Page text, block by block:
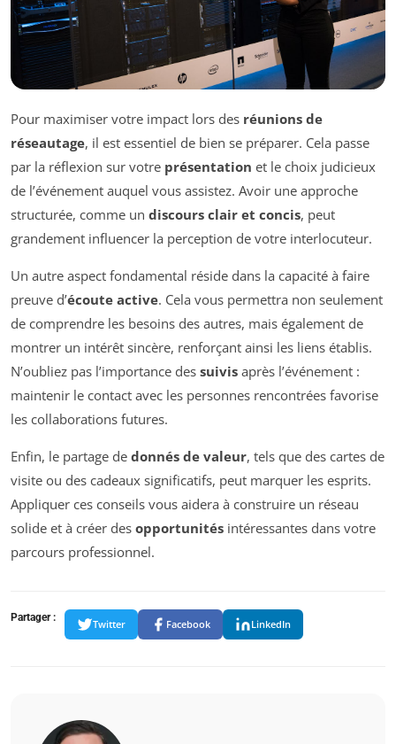
Pour maximiser votre impact lors des réunions de
réseautage, il est essentiel de bien se préparer. Cela passe
par la réflexion sur votre présentation et le choix judicieux
de l’événement auquel vous assistez. Avoir une approche
structurée, comme un discours clair et concis, peut
grandement influencer la perception de votre interlocuteur.
Un autre aspect fondamental réside dans la capacité à faire
preuve d’écoute active. Cela vous permettra non seulement
de comprendre les besoins des autres, mais également de
montrer un intérêt sincère, renforçant ainsi les liens établis.
N’oubliez pas l’importance des suivis après l’événement :
maintenir le contact avec les personnes rencontrées favorise
les collaborations futures.
Enfin, le partage de donnés de valeur, tels que des cartes de
visite ou des cadeaux significatifs, peut marquer les esprits.
Appliquer ces conseils vous aidera à construire un réseau
solide et à créer des opportunités intéressantes dans votre
parcours professionnel.
Partager :
Twitter Facebook LinkedIn